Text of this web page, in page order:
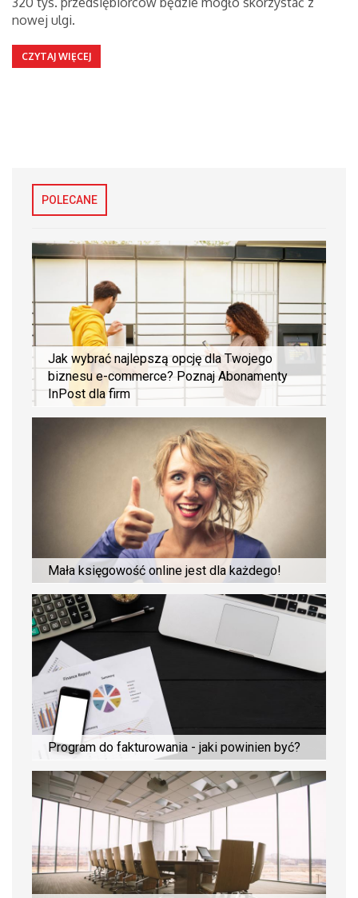
nowej ulgi.
CZYTAJ WIĘCEJ
POLECANE
Jak wybrać najlepszą opcję dla Twojego
biznesu e-commerce? Poznaj Abonamenty
InPost dla firm
Mała księgowość online jest dla każdego!
Program do fakturowania - jaki powinien być?